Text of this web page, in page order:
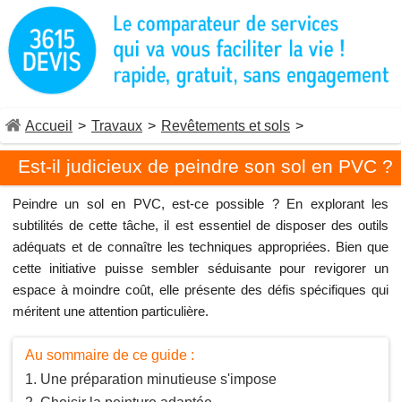
Accueil > Travaux > Revêtements et sols >
Est-il judicieux de peindre son sol en PVC ?
Peindre un sol en PVC, est-ce possible ? En explorant les
subtilités de cette tâche, il est essentiel de disposer des outils
adéquats et de connaître les techniques appropriées. Bien que
cette initiative puisse sembler séduisante pour revigorer un
espace à moindre coût, elle présente des défis spécifiques qui
méritent une attention particulière.
Au sommaire de ce guide :
Une préparation minutieuse s'impose